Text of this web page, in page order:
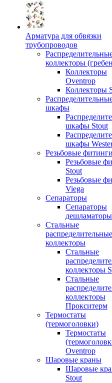
Арматура для обвязки
трубопроводов
коллекторы
Коллекторы
Oventrop
Коллекторы
шкафы
шкафы Stout
шкафы
Резьбовые фитинги
Резьбовые
Stout
Резьбовые
Viega
Сепараторы
Сепараторы
Стальные
распределительные
коллекторы
Стальные
коллекторы
Стальные
коллекторы
Прокситерм
Термостаты
(термоголовки)
Термостаты
Oventrop
Шаровые краны
Шаровые
Stout